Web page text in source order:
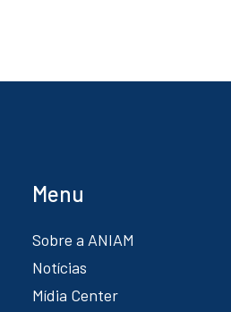
Menu
Sobre a ANIAM
Notícias
Mídia Center